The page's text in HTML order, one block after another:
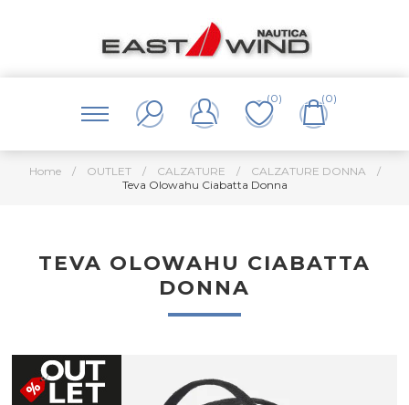
(0) (0)
Home / OUTLET / CALZATURE / CALZATURE DONNA
/
Teva Olowahu Ciabatta Donna
TEVA OLOWAHU CIABATTA
DONNA